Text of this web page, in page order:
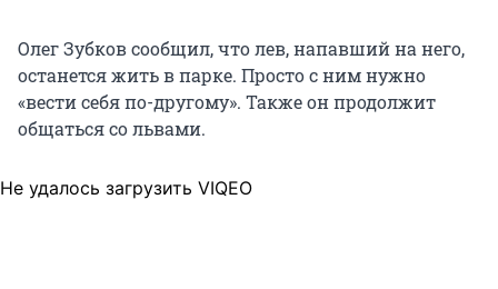
Олег Зубков сообщил, что лев, напавший на него,
останется жить в парке. Просто с ним нужно
«вести себя по-другому». Также он продолжит
общаться со львами.
Не удалось загрузить VIQEO